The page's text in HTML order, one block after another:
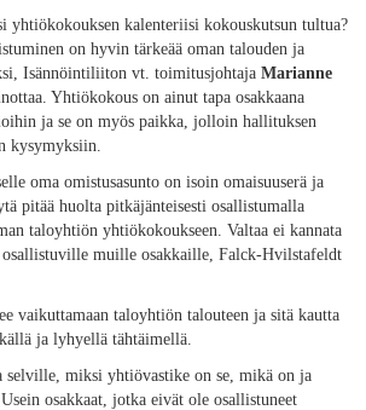
yhtiökokouksen kalenteriisi kokouskutsun tultua?
on hyvin tärkeää oman talouden ja
Isännöintiliiton vt. toimitusjohtaja Marianne
Yhtiökokous on ainut tapa osakkaana
ja se on myös paikka, jolloin hallituksen
kysymyksiin.
oma omistusasunto on isoin omaisuuserä ja
pitää huolta pitkäjänteisesti osallistumalla
taloyhtiön yhtiökokoukseen. Valtaa ei kannata
osallistuville muille osakkaille, Falck-Hvilstafeldt
vaikuttamaan taloyhtiön talouteen ja sitä kautta
ja lyhyellä tähtäimellä.
selville, miksi yhtiövastike on se, mikä on ja
osakkaat, jotka eivät ole osallistuneet